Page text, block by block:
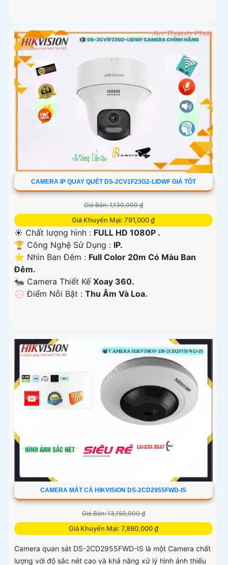
CAMERA IP QUAY QUÉT DS-2CV1F23G2-LIDWF GIÁ TỐT
Giá Bán: 1,130,000 ₫
Giá Khuyến Mại: 791,000 ₫
☀️ Chất lượng hình : FULL HD 1080P .
🏆 Công Nghệ Sử Dụng : IP.
⭐ Nhìn Ban Đêm : Full Color 20m Có Màu Ban
Ðêm.
🐜 Camera Thiết Kế Xoay 360.
️💮 Điểm Nỗi Bật : Thu Âm Và Loa.
CAMERA MẮT CÁ HIKVISION DS-2CD2955FWD-IS
Giá Bán: 13,150,000 ₫
Giá Khuyến Mại: 7,890,000 ₫
Camera quan sát DS-2CD2955FWD-IS là một Camera chất
lượng với độ sắc nét cao và khả năng xử lý hình ảnh thiếu